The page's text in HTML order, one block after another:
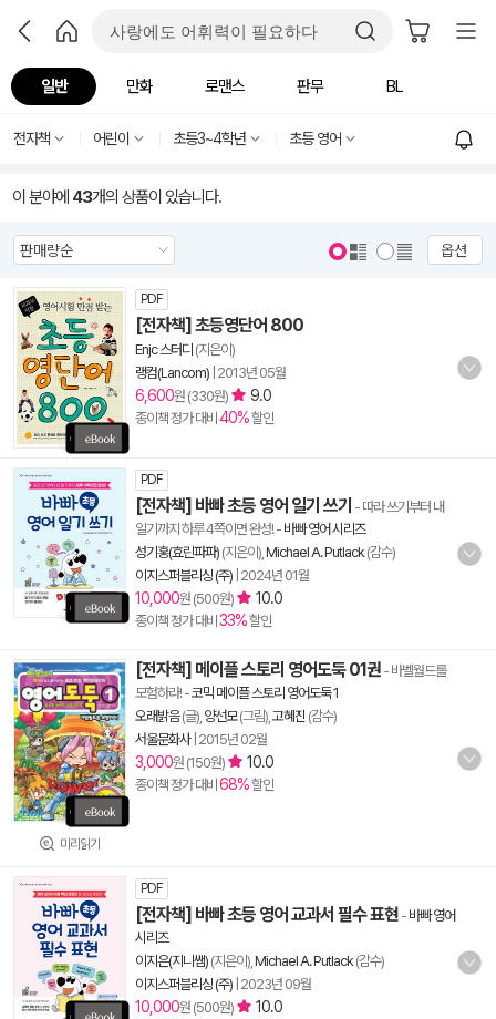
일반 만화 로맨스 판무 BL
전자책 어린이 초등3~4학년 초등 영어
이 분야에 43개의 상품이 있습니다.
옵션
PDF
[전자책] 초등영단어 800
Enjc 스터디 (지은이)
랭컴(Lancom) 2013년 05월
6,600원 (330원) 9.0
종이책 정가 대비 40%할인
PDF
[전자책] 바빠 초등 영어 일기 쓰기 - 따라 쓰기부터 내
일기까지 하루 4쪽이면 완성!- 바빠 영어 시리즈
성기홍(효린파파) (지은이), Michael A. Putlack(감수)
이지스퍼블리싱 (주) 2024년 01월
10,000원 (500원) 10.0
종이책 정가 대비 33%할인
미리읽기
[전자책] 메이플 스토리 영어도둑 01권 - 바벨월드를
모험하라!-코믹 메이플 스토리 영어도둑 1
오래밝음(글), 양선모(그림), 고혜진 (감수)
서울문화사| 2015년 02월
3,000원 (150원) 10.0
종이책 정가 대비 68%할인
PDF
[전자책] 바빠 초등 영어 교과서 필수 표현 - 바빠 영어
시리즈
이지은(지니쌤) (지은이), Michael A. Putlack(감수)
이지스퍼블리싱 (주) 2023년 09월
10,000원 (500원) 10.0